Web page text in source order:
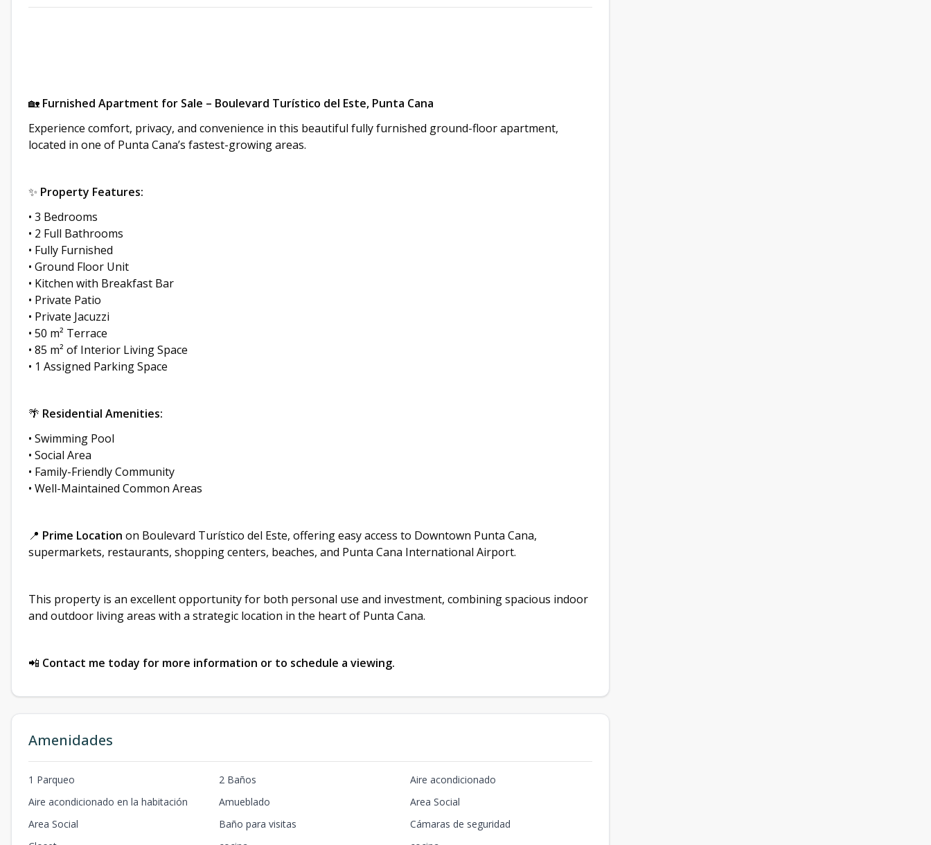
🏡 Furnished Apartment for Sale – Boulevard Turístico del Este, Punta Cana
Experience comfort, privacy, and convenience in this beautiful fully furnished ground-floor apartment,
located in one of Punta Cana’s fastest-growing areas.
✨ Property Features:
• 3 Bedrooms
• 2 Full Bathrooms
• Fully Furnished
• Ground Floor Unit
• Kitchen with Breakfast Bar
• Private Patio
• Private Jacuzzi
• 50 m² Terrace
• 85 m² of Interior Living Space
• 1 Assigned Parking Space
🌴 Residential Amenities:
• Swimming Pool
• Social Area
• Family-Friendly Community
• Well-Maintained Common Areas
📍 Prime Location on Boulevard Turístico del Este, offering easy access to Downtown Punta Cana,
supermarkets, restaurants, shopping centers, beaches, and Punta Cana International Airport.
This property is an excellent opportunity for both personal use and investment, combining spacious indoor
and outdoor living areas with a strategic location in the heart of Punta Cana.
📲 Contact me today for more information or to schedule a viewing.
Amenidades
1 Parqueo 2 Baños
Aire acondicionado
Aire acondicionado en la habitación
Amueblado
Area Social
Area Social
Baño para visitas
Cámaras de seguridad